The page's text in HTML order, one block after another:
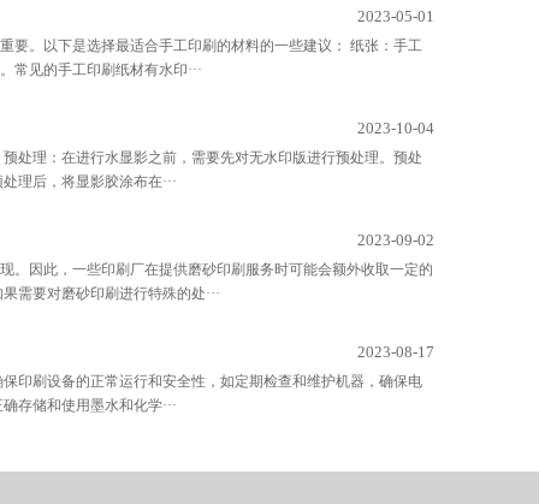
2023-05-01
要。以下是选择最适合手工印刷的材料的一些建议： 纸张：手工
见的手工印刷纸材有水印···
2023-10-04
处理：在进行水显影之前，需要先对无水印版进行预处理。预处
理后，将显影胶涂布在···
2023-09-02
。因此，一些印刷厂在提供磨砂印刷服务时可能会额外收取一定的
需要对磨砂印刷进行特殊的处···
2023-08-17
印刷设备的正常运行和安全性，如定期检查和维护机器，确保电
存储和使用墨水和化学···